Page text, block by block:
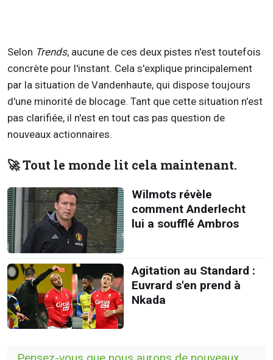
Selon Trends, aucune de ces deux pistes n'est toutefois
concrète pour l'instant. Cela s'explique principalement
par la situation de Vandenhaute, qui dispose toujours
d'une minorité de blocage. Tant que cette situation n'est
pas clarifiée, il n'est en tout cas pas question de
nouveaux actionnaires.
🚀 Tout le monde lit cela maintenant.
Wilmots révèle
comment Anderlecht
lui a soufflé Ambros
Agitation au Standard :
Euvrard s'en prend à
Nkada